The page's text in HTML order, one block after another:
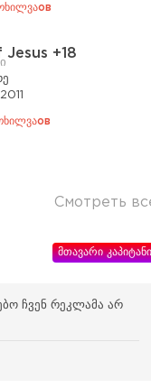
Jesus +18
2011
Смотреть
მთავარი კაპიტანი
ჩვენ რეკლამა არ